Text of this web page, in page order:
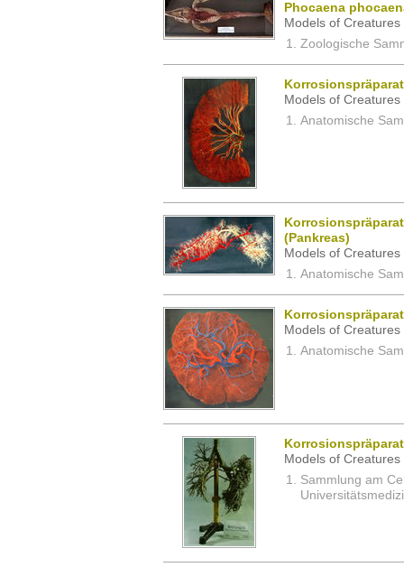
Phocaena
Models of
Zoologische
Models of
Anatomische
(Pankreas)
Models of
Anatomische
Models of
Anatomische
Models of
Sammlung am